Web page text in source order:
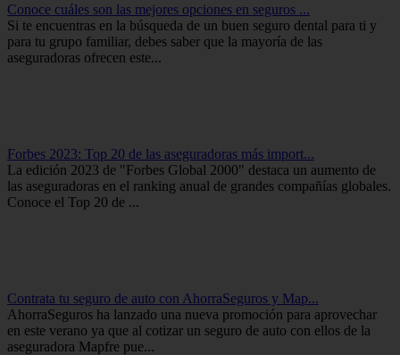
Conoce cuáles son las mejores opciones en seguros ...
Si te encuentras en la búsqueda de un buen seguro dental para ti y
para tu grupo familiar, debes saber que la mayoría de las
aseguradoras ofrecen este...
Forbes 2023: Top 20 de las aseguradoras más import...
La edición 2023 de "Forbes Global 2000" destaca un aumento de
las aseguradoras en el ranking anual de grandes compañías globales.
Conoce el Top 20 de ...
Contrata tu seguro de auto con AhorraSeguros y Map...
AhorraSeguros ha lanzado una nueva promoción para aprovechar
en este verano ya que al cotizar un seguro de auto con ellos de la
aseguradora Mapfre pue...